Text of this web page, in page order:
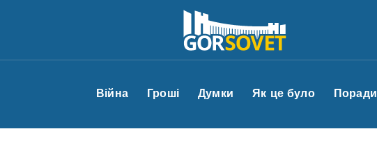
Війна Гроші Думки Як це було Поради